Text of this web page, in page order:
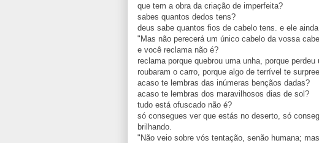
que tem a obra da criação de imperfeita?
sabes quantos dedos tens?
deus sabe quantos fios de cabelo tens. e ele
"Mas não perecerá um único cabelo da vossa
e você reclama não é?
reclama porque quebrou uma unha, porque
roubaram o carro, porque algo de terrível te
acaso te lembras das inúmeras bençãos dadas?
acaso te lembras dos maravilhosos dias de sol?
tudo está ofuscado não é?
só consegues ver que estás no deserto, só
brilhando.
"Não veio sobre vós tentação, senão humana;